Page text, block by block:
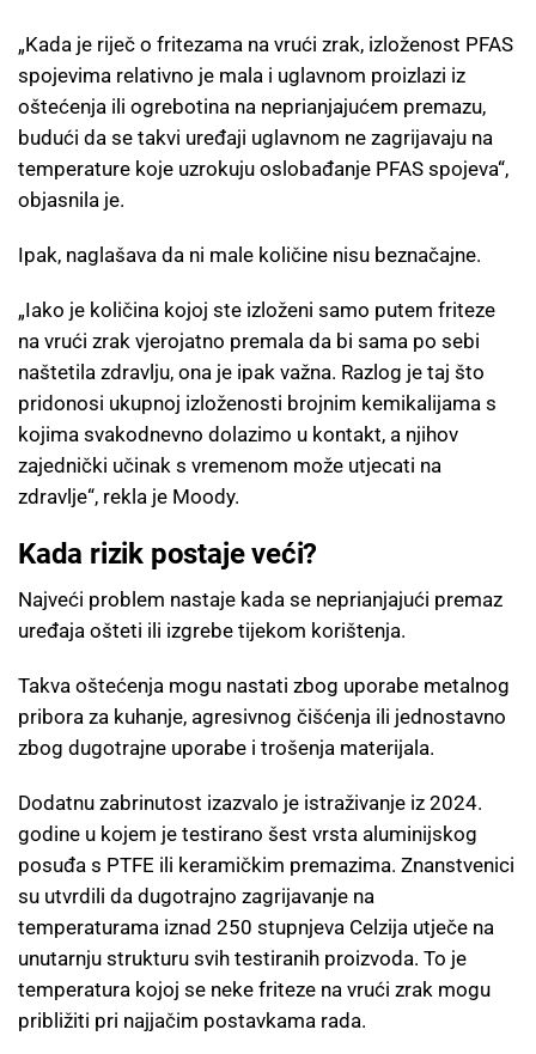
„Kada je riječ o fritezama na vrući zrak, izloženost PFAS
spojevima relativno je mala i uglavnom proizlazi iz
oštećenja ili ogrebotina na neprianjajućem premazu,
budući da se takvi uređaji uglavnom ne zagrijavaju na
temperature koje uzrokuju oslobađanje PFAS spojeva“,
objasnila je.
Ipak, naglašava da ni male količine nisu beznačajne.
„Iako je količina kojoj ste izloženi samo putem friteze
na vrući zrak vjerojatno premala da bi sama po sebi
naštetila zdravlju, ona je ipak važna. Razlog je taj što
pridonosi ukupnoj izloženosti brojnim kemikalijama s
kojima svakodnevno dolazimo u kontakt, a njihov
zajednički učinak s vremenom može utjecati na
zdravlje“, rekla je Moody.
Kada rizik postaje veći?
Najveći problem nastaje kada se neprianjajući premaz
uređaja ošteti ili izgrebe tijekom korištenja.
Takva oštećenja mogu nastati zbog uporabe metalnog
pribora za kuhanje, agresivnog čišćenja ili jednostavno
zbog dugotrajne uporabe i trošenja materijala.
Dodatnu zabrinutost izazvalo je istraživanje iz 2024.
godine u kojem je testirano šest vrsta aluminijskog
posuđa s PTFE ili keramičkim premazima. Znanstvenici
su utvrdili da dugotrajno zagrijavanje na
temperaturama iznad 250 stupnjeva Celzija utječe na
unutarnju strukturu svih testiranih proizvoda. To je
temperatura kojoj se neke friteze na vrući zrak mogu
približiti pri najjačim postavkama rada.